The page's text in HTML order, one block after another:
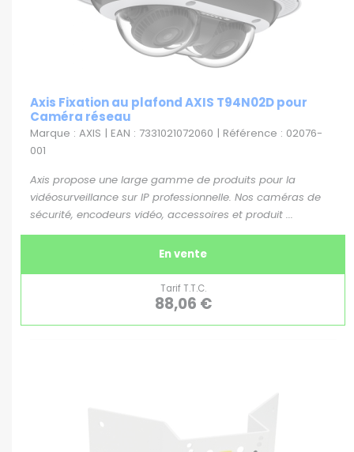
Axis Fixation au plafond AXIS T94N02D pour
Caméra réseau
Marque : AXIS | EAN : 7331021072060 | Référence : 02076-
001
Axis propose une large gamme de produits pour la
vidéosurveillance sur IP professionnelle. Nos caméras de
sécurité, encodeurs vidéo, accessoires et produit ...
En vente
Tarif T.T.C.
88,06 €